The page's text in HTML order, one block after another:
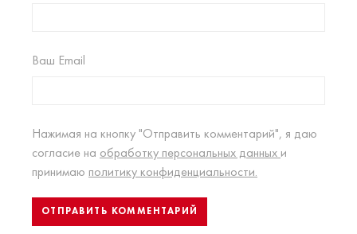
Ваш Email
Нажимая на кнопку "Отправить комментарий", я даю
согласие на обработку персональных данных и
принимаю политику конфиденциальности.